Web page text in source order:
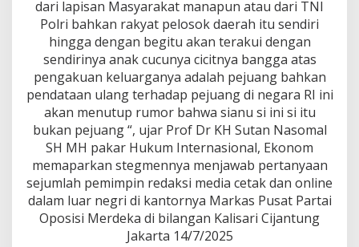
K
l
a
r
i
f
i
k
s
i
P
e
j
u
a
n
dari lapisan Masyarakat manapun atau dari TNI
Polri bahkan rakyat pelosok daerah itu sendiri
hingga dengan begitu akan terakui dengan
sendirinya anak cucunya cicitnya bangga atas
pengakuan keluarganya adalah pejuang bahkan
pendataan ulang terhadap pejuang di negara RI ini
akan menutup rumor bahwa sianu si ini si itu
bukan pejuang “, ujar Prof Dr KH Sutan Nasomal
SH MH pakar Hukum Internasional, Ekonom
memaparkan stegmennya menjawab pertanyaan
sejumlah pemimpin redaksi media cetak dan online
dalam luar negri di kantornya Markas Pusat Partai
Oposisi Merdeka di bilangan Kalisari Cijantung
Jakarta 14/7/2025